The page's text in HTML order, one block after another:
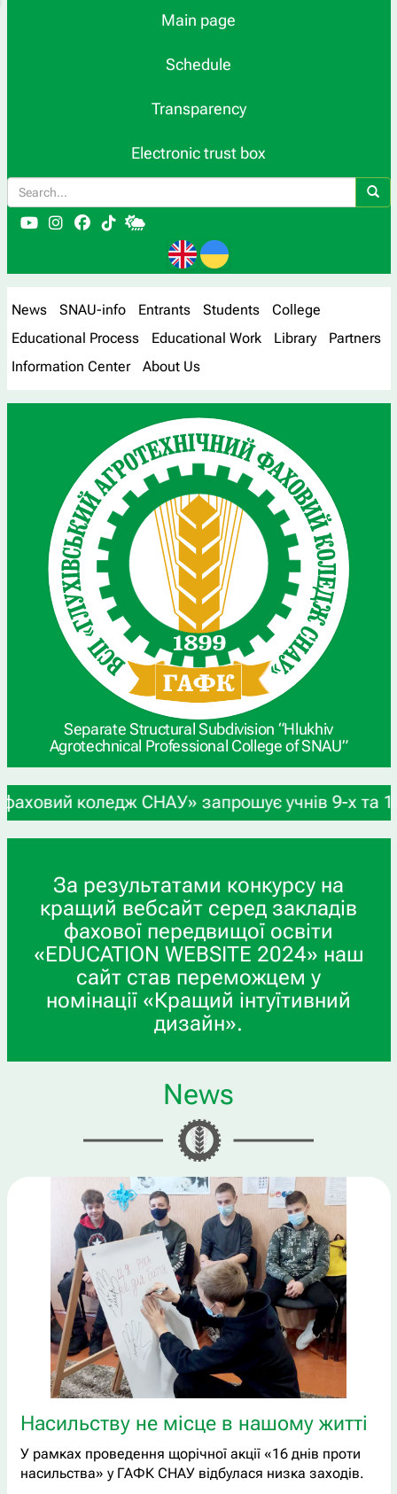
Main page
Schedule
Transparency
Electronic trust box
News SNAU-info Entrants Students
College
Educational Process
Educational Work Library
Partners
Information Center
About Us
Separate Structural Subdivision “Hlukhiv
Agrotechnical Professional College of SNAU”
СНАУ» запрошує учнів 9-х та 11-х
За результатами конкурсу на
кращий вебсайт серед закладів
фахової передвищої освіти
«EDUCATION WEBSITE 2024» наш
сайт став переможцем у
номінації «Кращий інтуїтивний
дизайн».
News
Насильству не місце в нашому житті
У рамках проведення щорічної акції «16 днів проти
насильства» у ГАФК СНАУ відбулася низка заходів.